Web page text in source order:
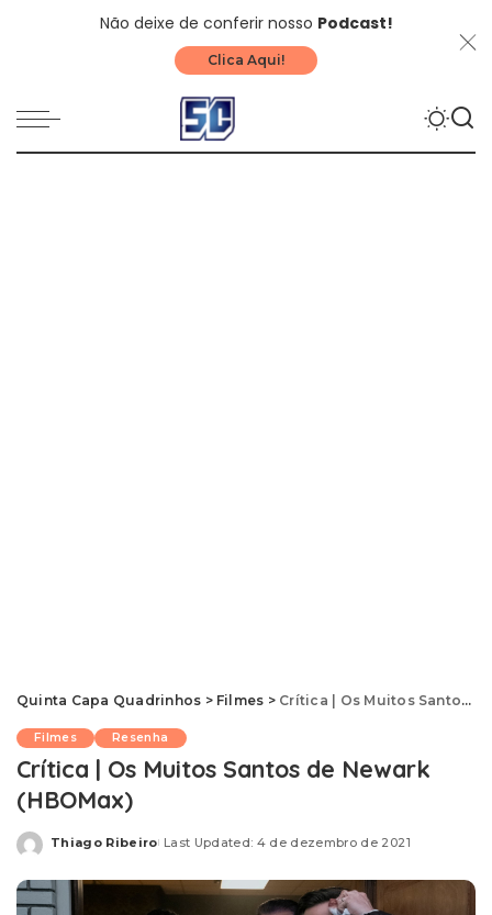
Não deixe de conferir nosso Podcast!
Clica Aqui!
Quinta Capa Quadrinhos > Filmes > Crítica | Os Muitos Santos de Newark (HBOMax)
Filmes Resenha
Crítica | Os Muitos Santos de Newark
(HBOMax)
Posted
Thiago Ribeiro Last Updated: 4 de dezembro de 2021